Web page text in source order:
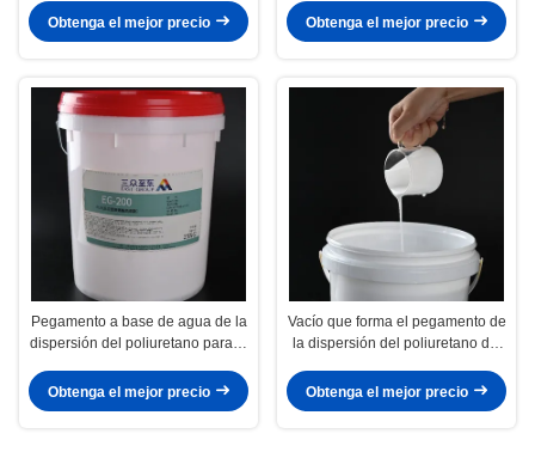
de borde
Obtenga el mejor precio
160C
Obtenga el mejor precio
Pegamento a base de agua de la
dispersión del poliuretano para el
pegamento del PVC
Obtenga el mejor precio
Vacío que forma el pegamento de
la dispersión del poliuretano del
carpintería
Obtenga el mejor precio